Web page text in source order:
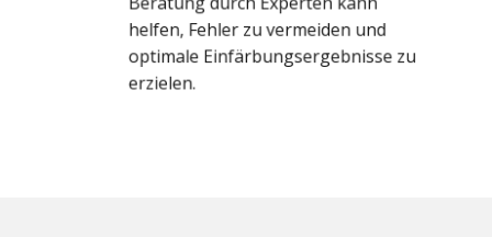
helfen, Fehler zu vermeiden und
optimale Einfärbungsergebnisse zu
erzielen.